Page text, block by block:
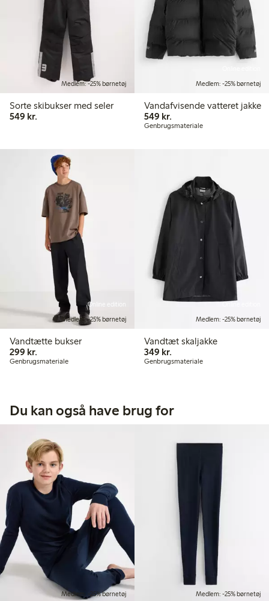
Medlem: -25% børnetøj
Sorte skibukser med seler
549 kr.
Medlem: -25% børnetøj
Vandafvisende vatteret jakke
549 kr.549,00 kr.
Genbrugsmateriale
Online edition
Medlem: -25% børnetøj
Vandtætte bukser
299 kr.
Genbrugsmateriale
Online edition
Medlem: -25% børnetøj
Vandtæt skaljakke
349 kr.
Genbrugsmateriale
Du kan også have brug for
Medlem: -25% børnetøj Medlem: -25% børnetøj